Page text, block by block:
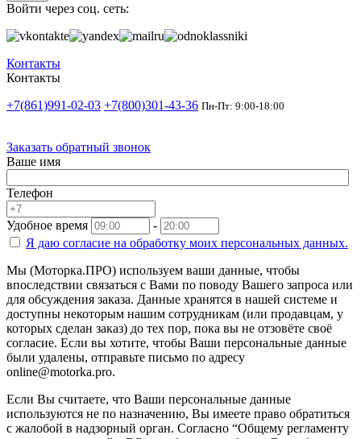
Войти через соц. сеть:
Контакты
Контакты
+7(861)991-02-03 +7(800)301-43-36 Пн-Пт: 9:00-18:00
Заказать обратный звонок
Ваше имя
Телефон
Удобное время
-
Я даю согласие на обработку моих персональных данных.
Мы (Моторка.ПРО) используем ваши данные, чтобы
впоследствии связаться с Вами по поводу Вашего запроса или
для обсуждения заказа. Данные хранятся в нашей системе и
доступны некоторым нашим сотрудникам (или продавцам, у
которых сделан заказ) до тех пор, пока вы не отзовёте своё
согласие. Если вы хотите, чтобы Ваши персональные данные
были удалены, отправьте письмо по адресу
online@motorka.pro.
Если Вы считаете, что Ваши персональные данные
используются не по назначению, Вы имеете право обратиться
с жалобой в надзорный орган. Согласно “Общему регламенту